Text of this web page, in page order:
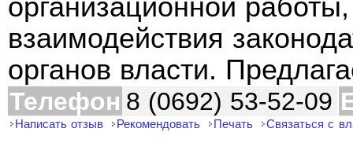
организационной
взаимодействия
органов власти.
Телефон 8 (0692) 53-52-09
Написать отзыв Рекомендовать Печать Связаться с